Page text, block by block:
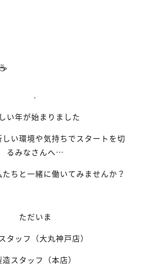
.
い年が始まりました
しい環境や気持ちでスタートを切
るみなさんへ…
ちと一緒に働いてみませんか？
ただいま
タッフ（大丸神戸店）
造スタッフ（本店）